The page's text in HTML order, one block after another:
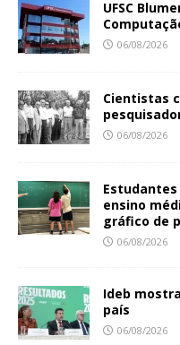
UFSC
06/08/2026
Cientistas
06/08/2026
ensino
gráfico de
06/08/2026
Ideb
país
06/08/2026